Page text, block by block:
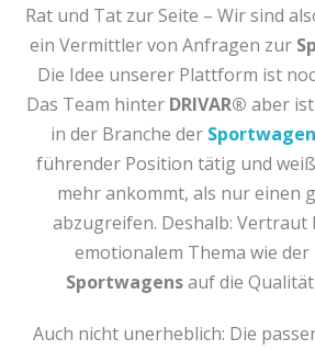
Rat und Tat zur Seite – Wir sind
ein Vermittler von Anfragen zur
Die Idee unserer Plattform ist
Das Team hinter DRIVAR® aber
in der Branche der
führender Position tätig und
mehr ankommt, als nur einen
abzugreifen. Deshalb: Vertraut
emotionalem Thema wie der
Sportwagensauf die
Auch nicht unerheblich: Die